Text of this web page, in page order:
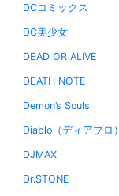
DCコミックス
DC美少女
DEAD OR ALIVE
DEATH NOTE
Demon’s Souls
Diablo（ディアブロ）
DJMAX
Dr.STONE